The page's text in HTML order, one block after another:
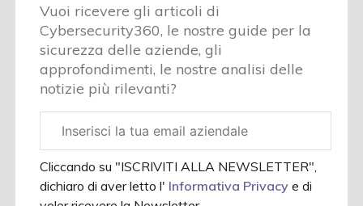
Vuoi ricevere gli articoli di
Cybersecurity360, le nostre guide per la
sicurezza delle aziende, gli
approfondimenti, le nostre analisi delle
notizie più rilevanti?
aziendale
Cliccando su "ISCRIVITI ALLA NEWSLETTER",
dichiaro di aver letto l' Informativa Privacye di